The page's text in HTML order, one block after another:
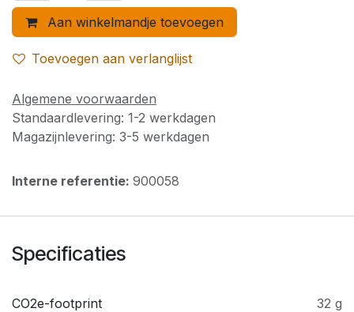
Aan winkelmandje toevoegen
Toevoegen aan verlanglijst
Algemene voorwaarden
Standaardlevering: 1-2 werkdagen
Magazijnlevering: 3-5 werkdagen
Interne referentie: 900058
Specificaties
CO2e-footprint 32 g